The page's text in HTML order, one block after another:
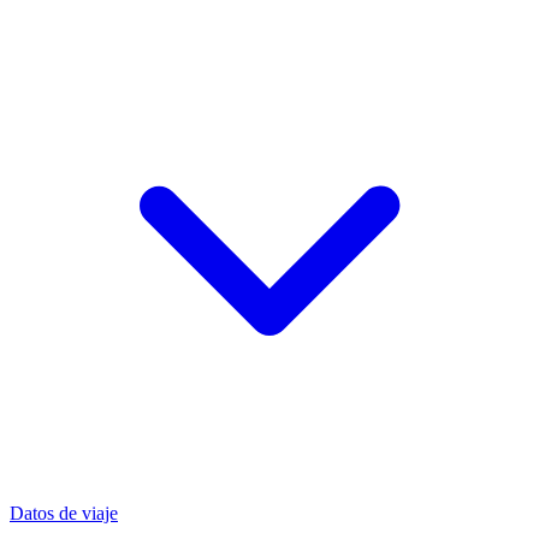
Datos de viaje